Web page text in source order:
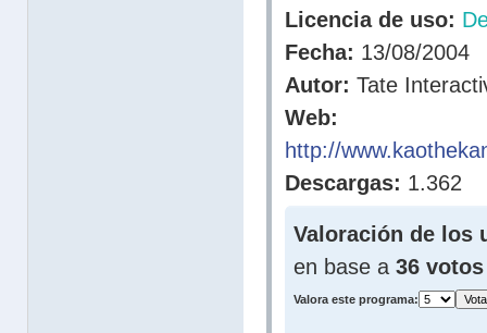
Licencia de uso:
Fecha: 13/08/2004
Autor: Tate
Web:
http://
Descargas: 1.362
Valoración de los
en base a 36 votos
Valora este programa: